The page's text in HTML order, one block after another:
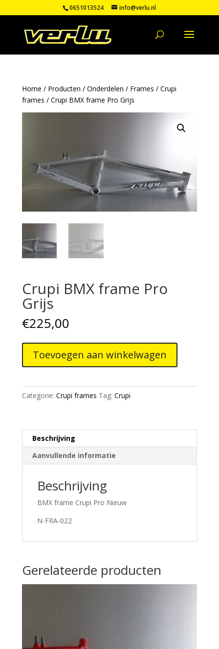
0651013524 info@verlu.nl
Home / Producten / Onderdelen / Frames / Crupi
frames / Crupi BMX frame Pro Grijs
Crupi BMX frame Pro
Grijs
€225,00
BMX
Grijs
Toevoegen aan winkelwagen
Categorie: Crupi frames Tag: Crupi
Beschrijving
Aanvullende informatie
Beschrijving
BMX frame Crupi Pro Nieuw
N-FRA-022
Gerelateerde producten